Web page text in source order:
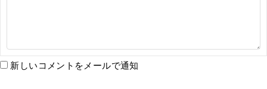
新しいコメントをメールで通知